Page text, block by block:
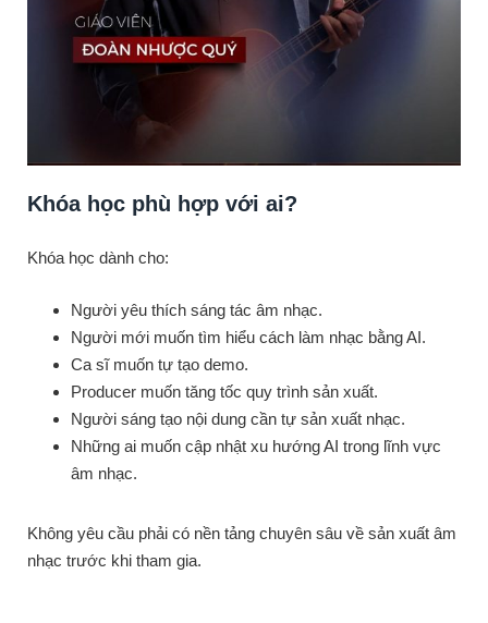
Khóa học phù hợp với ai?
Khóa học dành cho:
Người yêu thích sáng tác âm nhạc.
Người mới muốn tìm hiểu cách làm nhạc bằng AI.
Ca sĩ muốn tự tạo demo.
Producer muốn tăng tốc quy trình sản xuất.
Người sáng tạo nội dung cần tự sản xuất nhạc.
Những ai muốn cập nhật xu hướng AI trong lĩnh vực
âm nhạc.
Không yêu cầu phải có nền tảng chuyên sâu về sản xuất âm
nhạc trước khi tham gia.